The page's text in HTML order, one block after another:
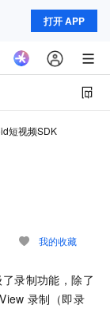
打开 APP
短视频SDK
我的收藏
录制功能，除了
View 录制（即录